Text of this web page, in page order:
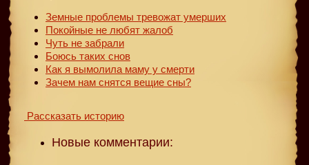
Земные проблемы тревожат умерших
Покойные не любят жалоб
Чуть не забрали
Боюсь таких снов
Как я вымолила маму у смерти
Зачем нам снятся вещие сны?
Рассказать историю
Новые комментарии: